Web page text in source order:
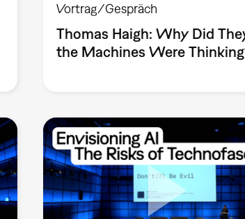
Vortrag/Gespräch
Thomas Haigh: Why Did
the Machines Were